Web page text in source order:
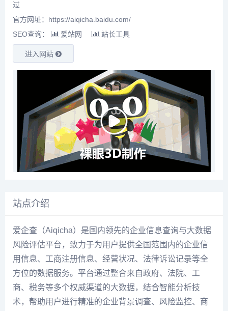
过
官方网址：https://aiqicha.baidu.com/
SEO查询：
爱站网 站长工具
进入网站
站点介绍
爱企查（Aiqicha）是国内领先的企业信息查询与大数据
风险评估平台，致力于为用户提供全国范围内的企业信
用信息、工商注册信息、经营状况、法律诉讼记录等全
方位的数据服务。平台通过整合来自政府、法院、工
商、税务等多个权威渠道的大数据，结合智能分析技
术，帮助用户进行精准的企业背景调查、风险监控、商